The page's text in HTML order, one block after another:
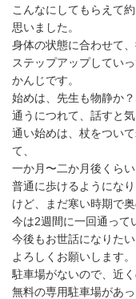
こんなにしてもらえて
思いました。
身体の状態に合わせて
ステップアップしてい
かんじです。
始めは、先生も物静か？
通うにつれて、話すと
通い始めは、杖をつい
て、
一か月〜二か月後くら
普通に歩けるようになり
けど、まだ寒い時期で
今は2週間に一回通って
今後もお世話になりたい
よろしくお願いします。
駐車場がないので、近
無料の専用駐車場があ